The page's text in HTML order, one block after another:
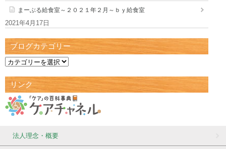
まーぶる給食室～２０２１年２月～ｂｙ給食室
2021年4月17日
ブログカテゴリー
リンク
法人理念・概要